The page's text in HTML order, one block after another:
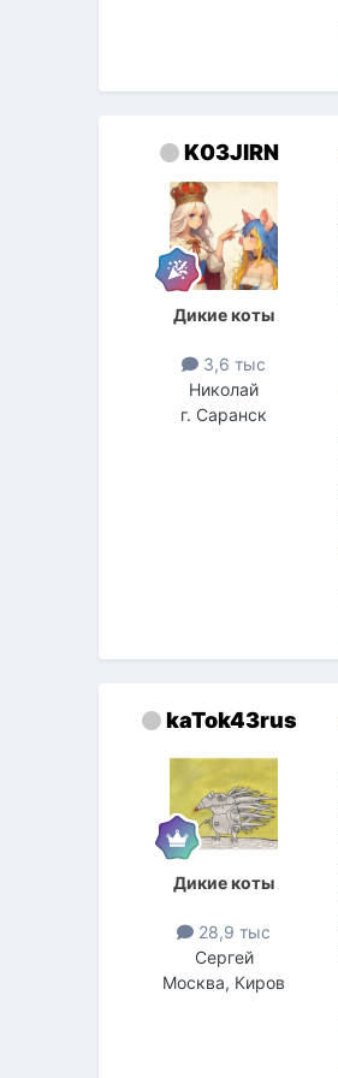
K03JIRN
Дикие коты
3,6 тыс
Николай
г. Саранск
kaTok43rus
Дикие коты
28,9 тыс
Сергей
Москва, Киров